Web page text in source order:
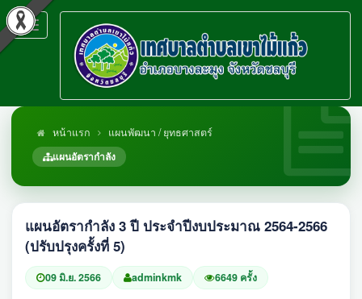
Toggle
navigation
หน้าแรก
แผนพัฒนา / ยุทธศาสตร์
แผนอัตรากำลัง
แผนอัตรากำลัง 3 ปี ประจำปีงบประมาณ 2564-2566
(ปรับปรุงครั้งที่ 5)
09 มิ.ย. 2566 adminkmk 6649 ครั้ง